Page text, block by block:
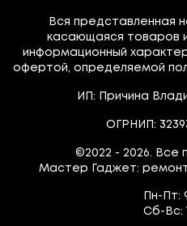
Вся представленная
касающаяся товаров
информационный
офертой, определяемой
ИП: Причина
ОГРНИП:
©2022 - 2026. Все
Мастер Гаджет:
Пн-Пт:
Сб-Вс: